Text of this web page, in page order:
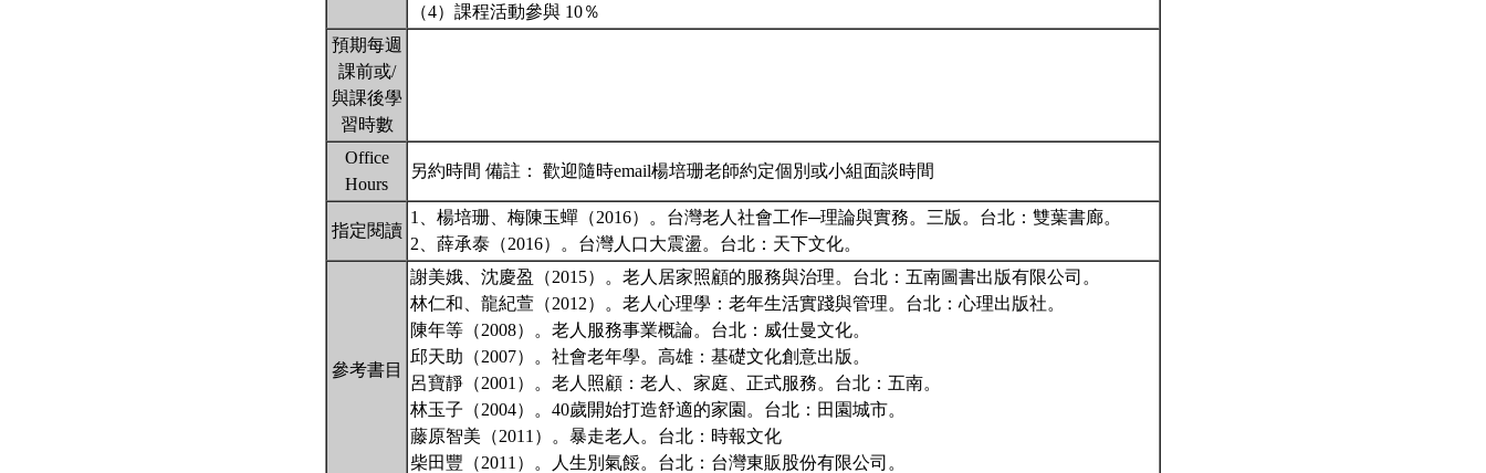
（4）課程活動參與 10％
預期每週
課前或/
與課後學
習時數
Office
Hours
另約時間 備註： 歡迎隨時email楊培珊老師約定個別或小組面談時間
指定閱讀
1、楊培珊、梅陳玉蟬（2016）。台灣老人社會工作─理論與實務。三版。台北：雙葉書廊。
2、薛承泰（2016）。台灣人口大震盪。台北：天下文化。
參考書目
謝美娥、沈慶盈（2015）。老人居家照顧的服務與治理。台北：五南圖書出版有限公司。
林仁和、龍紀萱（2012）。老人心理學：老年生活實踐與管理。台北：心理出版社。
陳年等（2008）。老人服務事業概論。台北：威仕曼文化。
邱天助（2007）。社會老年學。高雄：基礎文化創意出版。
呂寶靜（2001）。老人照顧：老人、家庭、正式服務。台北：五南。
林玉子（2004）。40歲開始打造舒適的家園。台北：田園城市。
藤原智美（2011）。暴走老人。台北：時報文化
柴田豐（2011）。人生別氣餒。台北：台灣東販股份有限公司。